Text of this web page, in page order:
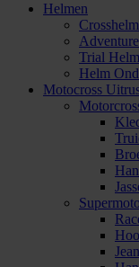
Helmen
Trial
Helm
Motocross